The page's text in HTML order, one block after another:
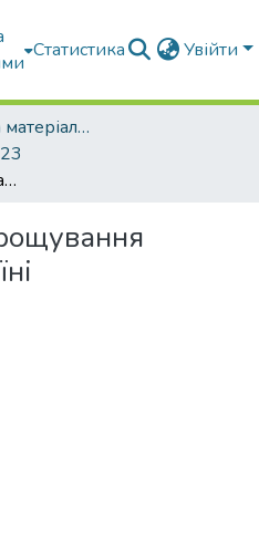
Статистика Увійти
Конференції та матеріали конференцій
Перспективи вирощування амаранту в Україні